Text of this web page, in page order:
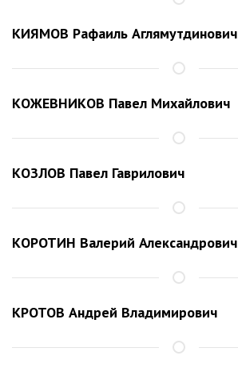
КИЯМОВ Рафаиль Аглямутдинович
КОЖЕВНИКОВ Павел Михайлович
КОЗЛОВ Павел Гаврилович
КОРОТИН Валерий Александрович
КРОТОВ Андрей Владимирович